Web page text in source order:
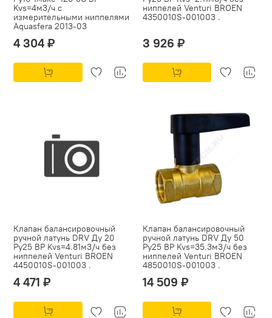
Kvs=4м3/ч с
измерительными ниппелями
Aquasfera 2013-03
4 304 ₽
ниппелей Venturi BROEN
4350010S-001003 .
3 926 ₽
Клапан балансировочный
ручной латунь DRV Ду 20
Ру25 ВР Kvs=4.81м3/ч без
ниппелей Venturi BROEN
4450010S-001003 .
4 471 ₽
Клапан балансировочный
ручной латунь DRV Ду 50
Ру25 ВР Kvs=35.3м3/ч без
ниппелей Venturi BROEN
4850010S-001003 .
14 509 ₽